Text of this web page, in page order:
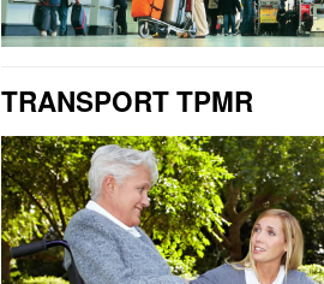
TRANSPORT TPMR